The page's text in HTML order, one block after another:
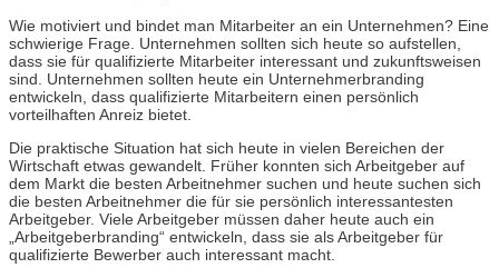
Wie motiviert und bindet man Mitarbeiter an ein Unternehmen? Eine
schwierige Frage. Unternehmen sollten sich heute so aufstellen,
dass sie für qualifizierte Mitarbeiter interessant und zukunftsweisen
sind. Unternehmen sollten heute ein Unternehmerbranding
entwickeln, dass qualifizierte Mitarbeitern einen persönlich
vorteilhaften Anreiz bietet.
Die praktische Situation hat sich heute in vielen Bereichen der
Wirtschaft etwas gewandelt. Früher konnten sich Arbeitgeber auf
dem Markt die besten Arbeitnehmer suchen und heute suchen sich
die besten Arbeitnehmer die für sie persönlich interessantesten
Arbeitgeber. Viele Arbeitgeber müssen daher heute auch ein
„Arbeitgeberbranding“ entwickeln, dass sie als Arbeitgeber für
qualifizierte Bewerber auch interessant macht.